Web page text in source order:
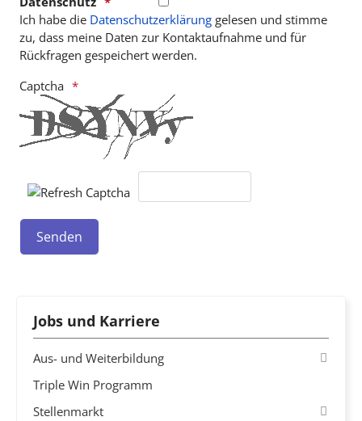
Ich habe die Datenschutzerklärung gelesen und stimme
zu, dass meine Daten zur Kontaktaufnahme und für
Rückfragen gespeichert werden.
Captcha
Jobs und Karriere
Aus- und Weiterbildung
Triple Win Programm
Stellenmarkt